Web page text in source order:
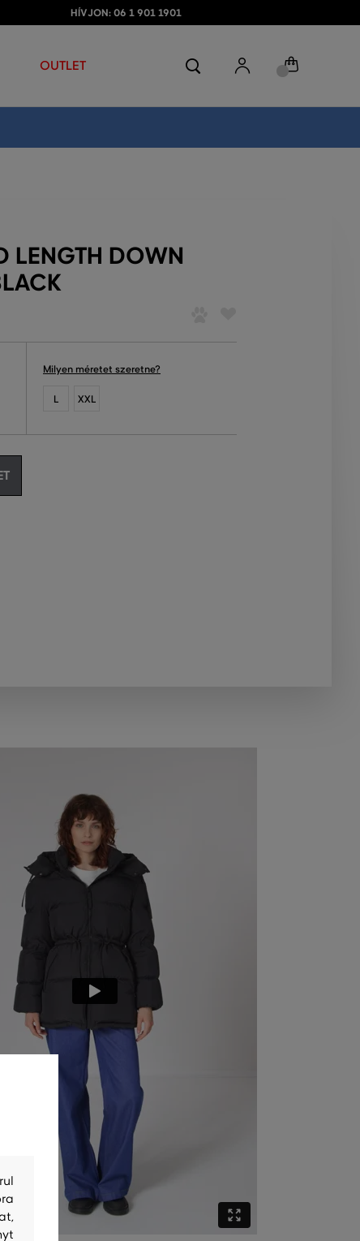
HÍVJON: 06 1 901 1901
OUTLET
LENGTH DOWN
Milyen méretet szeretne?
L XXL